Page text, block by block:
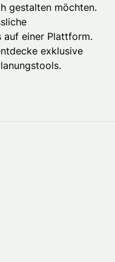
gestalten möchten.
auf einer Plattform.
exklusive